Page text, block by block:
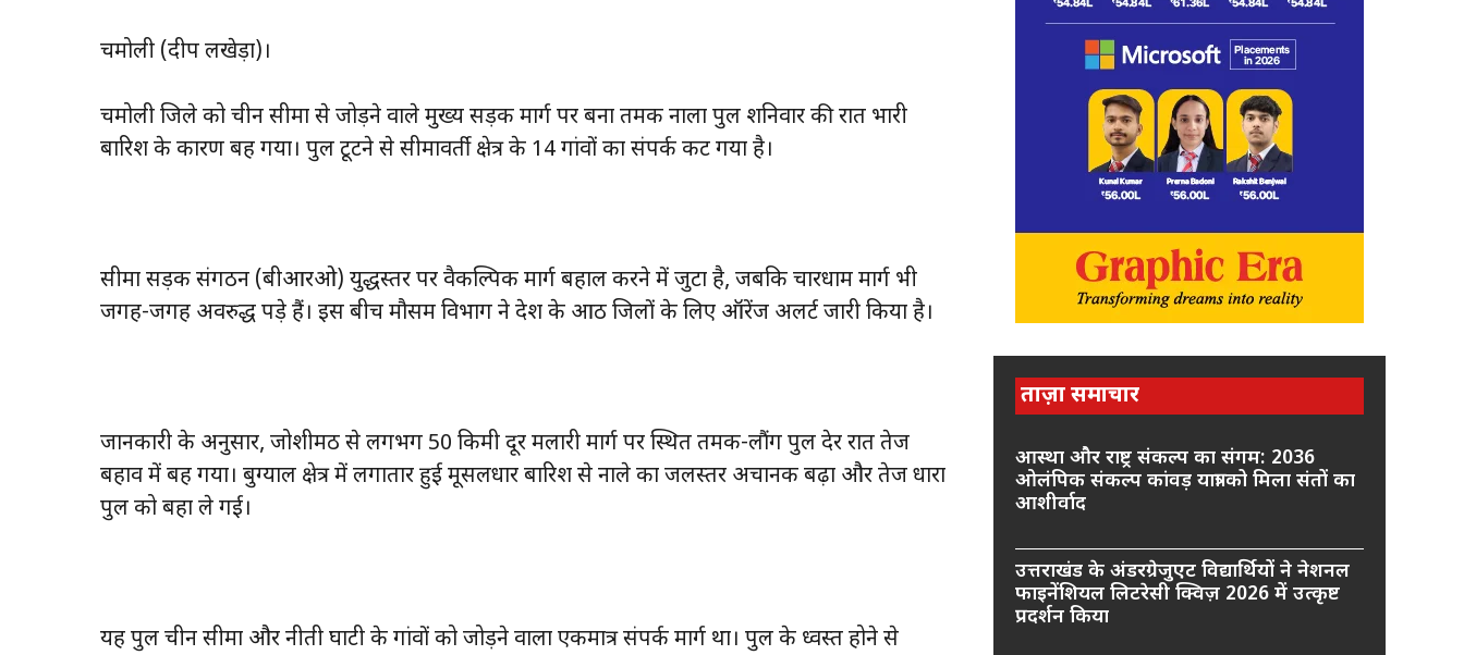
चमोली (प्रदीप लखेड़ा)।
चमोली जिले को चीन सीमा से जोड़ने वाले मुख्य सड़क मार्ग पर बना तमक नाला पुल शनिवार की रात भारी
बारिश के कारण बह गया। पुल टूटने से सीमावर्ती क्षेत्र के 14 गांवों का संपर्क कट गया है।
सीमा सड़क संगठन (बीआरओ) युद्धस्तर पर वैकल्पिक मार्ग बहाल करने में जुटा है, जबकि चारधाम मार्ग भी
जगह-जगह अवरुद्ध पड़े हैं। इस बीच मौसम विभाग ने प्रदेश के आठ जिलों के लिए ऑरेंज अलर्ट जारी किया है।
जानकारी के अनुसार, जोशीमठ से लगभग 50 किमी दूर मलारी मार्ग पर स्थित तमक-लौंग पुल देर रात तेज
बहाव में बह गया। बुग्याल क्षेत्र में लगातार हुई मूसलधार बारिश से नाले का जलस्तर अचानक बढ़ा और तेज धारा
पुल को बहा ले गई।
यह पुल चीन सीमा और नीती घाटी के गांवों को जोड़ने वाला एकमात्र संपर्क मार्ग था। पुल के ध्वस्त होने से
ताज़ा समाचार
आस्था और राष्ट्र संकल्प का संगम: 2036
ओलंपिक संकल्प कांवड़ यात्रा को मिला संतों का
आशीर्वाद
उत्तराखंड के अंडरग्रेजुएट विद्यार्थियों ने नेशनल
फाइनेंशियल लिटरेसी क्विज़ 2026 में उत्कृष्ट
प्रदर्शन किया